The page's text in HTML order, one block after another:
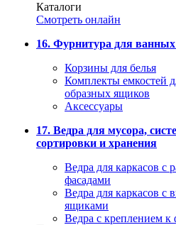
Каталоги
Смотреть онлайн
16. Фурнитура для
Корзины для белья
Комплекты емкостей
образных ящиков
Аксессуары
17. Ведра для мусора,
сортировки и хранения
Ведра для каркасов с
фасадами
Ведра для каркасов
ящиками
Ведра с креплением к